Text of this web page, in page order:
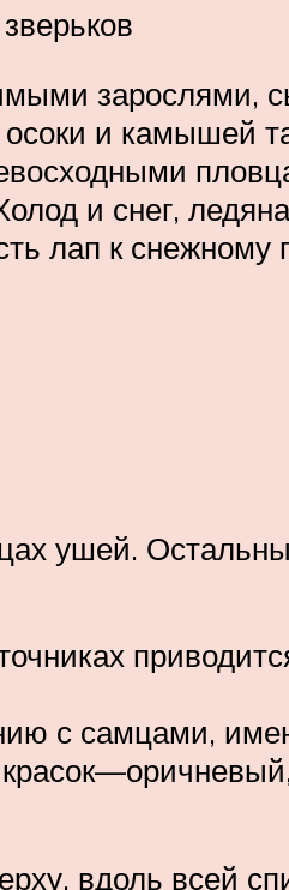
и камышей
и снег,
лап к снежному
ушей.
с самцами,
вдоль всей